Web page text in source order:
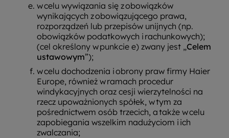
w celu wywiązania się z obowiązków
wynikających z obowiązującego prawa,
rozporządzeń lub przepisów unijnych (np.
obowiązków podatkowych i rachunkowych);
(cel określony w punkcie e) zwany jest „Celem
ustawowym”);
w celu dochodzenia i obrony praw firmy Haier
Europe, również w ramach procedur
windykacyjnych oraz cesji wierzytelności na
rzecz upoważnionych spółek, w tym za
pośrednictwem osób trzecich, a także w celu
zapobiegania wszelkim nadużyciom i ich
zwalczania;